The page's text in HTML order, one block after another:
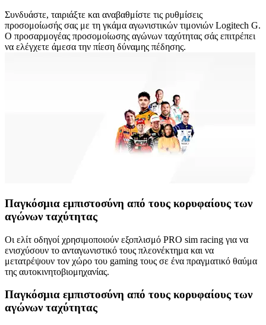
Συνδυάστε, ταιριάξτε και αναβαθμίστε τις ρυθμίσεις
προσομοίωσής σας με τη γκάμα αγωνιστικών τιμονιών Logitech G.
Ο προσαρμογέας προσομοίωσης αγώνων ταχύτητας σάς επιτρέπει
να ελέγχετε άμεσα την πίεση δύναμης πέδησης.
Παγκόσμια εμπιστοσύνη από τους κορυφαίους των
αγώνων ταχύτητας
Οι ελίτ οδηγοί χρησιμοποιούν εξοπλισμό PRO sim racing για να
ενισχύσουν το ανταγωνιστικό τους πλεονέκτημα και να
μετατρέψουν τον χώρο του gaming τους σε ένα πραγματικό θαύμα
της αυτοκινητοβιομηχανίας.
Παγκόσμια εμπιστοσύνη από τους κορυφαίους των
αγώνων ταχύτητας